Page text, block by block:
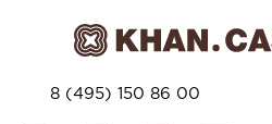
8 (495) 150 86 00